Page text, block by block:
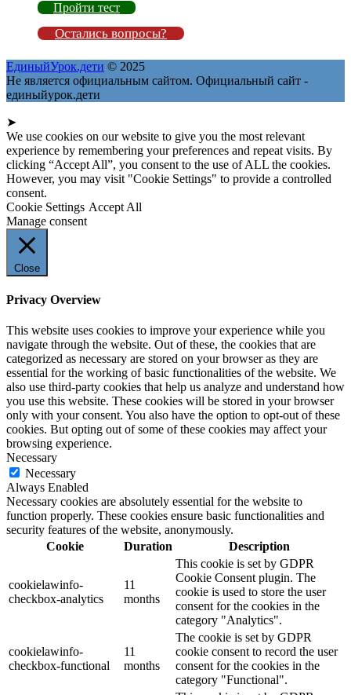
Пройти тест
Остались вопросы?
ЕдиныйУрок.дети © 2025
Не является официальным сайтом. Официальный сайт -
единыйурок.дети
➤
We use cookies on our website to give you the most relevant
experience by remembering your preferences and repeat visits. By
clicking “Accept All”, you consent to the use of ALL the cookies.
However, you may visit "Cookie Settings" to provide a controlled
consent.
Cookie Settings Accept All
Manage consent
Close
Privacy Overview
This website uses cookies to improve your experience while you
navigate through the website. Out of these, the cookies that are
categorized as necessary are stored on your browser as they are
essential for the working of basic functionalities of the website. We
also use third-party cookies that help us analyze and understand how
you use this website. These cookies will be stored in your browser
only with your consent. You also have the option to opt-out of these
cookies. But opting out of some of these cookies may affect your
browsing experience.
Necessary
Necessary
Always Enabled
Necessary cookies are absolutely essential for the website to
function properly. These cookies ensure basic functionalities and
security features of the website, anonymously.
Cookie
Duration Description
cookielawinfo-
checkbox-analytics
11
months
This cookie is set by GDPR
Cookie Consent plugin. The
cookie is used to store the user
consent for the cookies in the
category "Analytics".
cookielawinfo-
checkbox-functional
11
months
The cookie is set by GDPR
cookie consent to record the user
consent for the cookies in the
category "Functional".